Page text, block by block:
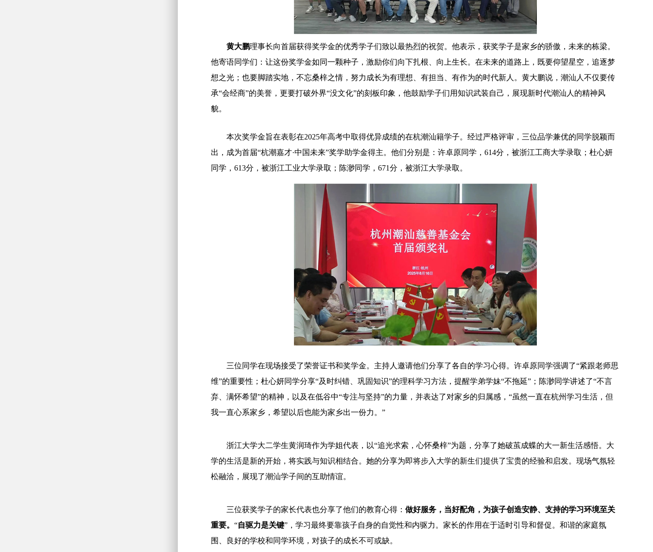
黄大鹏理事长向首届获得奖学金的优秀学子们致以最热烈的祝贺。他表示，获奖学子是家乡的骄傲，未来的栋梁。
他寄语同学们：让这份奖学金如同一颗种子，激励你们向下扎根、向上生长。在未来的道路上，既要仰望星空，追逐梦
想之光；也要脚踏实地，不忘桑梓之情，努力成长为有理想、有担当、有作为的时代新人。黄大鹏说，潮汕人不仅要传
承“会经商”的美誉，更要打破外界“没文化”的刻板印象，他鼓励学子们用知识武装自己，展现新时代潮汕人的精神风
貌。
本次奖学金旨在表彰在2025年高考中取得优异成绩的在杭潮汕籍学子。经过严格评审，三位品学兼优的同学脱颖而
出，成为首届“杭潮嘉才·中国未来”奖学助学金得主。他们分别是：许卓原同学，614分，被浙江工商大学录取；杜心妍
同学，613分，被浙江工业大学录取；陈渺同学，671分，被浙江大学录取。
三位同学在现场接受了荣誉证书和奖学金。主持人邀请他们分享了各自的学习心得。许卓原同学强调了“紧跟老师思
维”的重要性；杜心妍同学分享“及时纠错、巩固知识”的理科学习方法，提醒学弟学妹“不拖延”；陈渺同学讲述了“不言
弃、满怀希望”的精神，以及在低谷中“专注与坚持”的力量，并表达了对家乡的归属感，“虽然一直在杭州学习生活，但
我一直心系家乡，希望以后也能为家乡出一份力。”
浙江大学大二学生黄润琦作为学姐代表，以“追光求索，心怀桑梓”为题，分享了她破茧成蝶的大一新生活感悟。大
学的生活是新的开始，将实践与知识相结合。她的分享为即将步入大学的新生们提供了宝贵的经验和启发。现场气氛轻
松融洽，展现了潮汕学子间的互助情谊。
三位获奖学子的家长代表也分享了他们的教育心得： 做好服务，当好配角，为孩子创造安静、支持的学习环境至关
重要。 “自驱力是关键”，学习最终要靠孩子自身的自觉性和内驱力。家长的作用在于适时引导和督促。和谐的家庭氛
围、良好的学校和同学环境，对孩子的成长不可或缺。